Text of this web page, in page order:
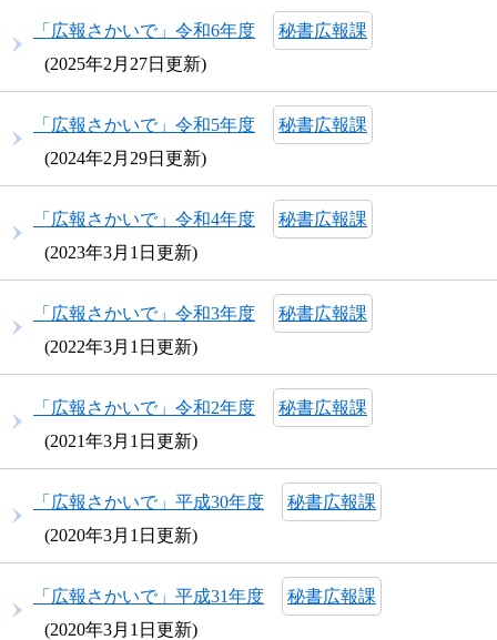
「広報さかいで」令和6年度
秘書広報課
2025年2月27日更新
「広報さかいで」令和5年度
秘書広報課
2024年2月29日更新
「広報さかいで」令和4年度
秘書広報課
2023年3月1日更新
「広報さかいで」令和3年度
秘書広報課
2022年3月1日更新
「広報さかいで」令和2年度
秘書広報課
2021年3月1日更新
「広報さかいで」平成30年度
秘書広報課
2020年3月1日更新
「広報さかいで」平成31年度
秘書広報課
2020年3月1日更新